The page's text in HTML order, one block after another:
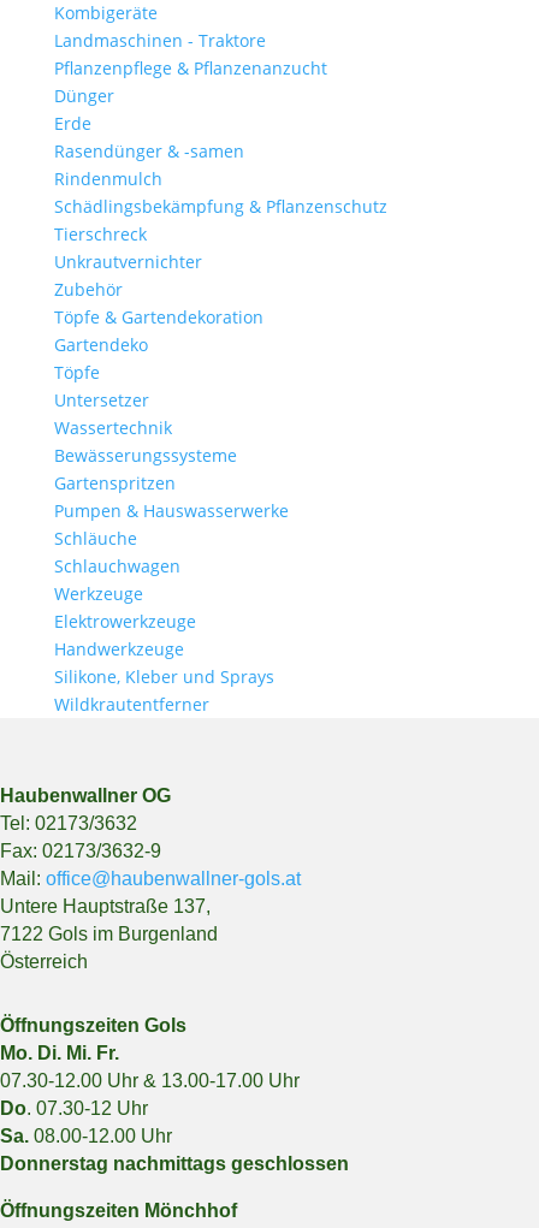
Kombigeräte
Landmaschinen - Traktore
Pflanzenpflege & Pflanzenanzucht
Dünger
Erde
Rasendünger & -samen
Rindenmulch
Schädlingsbekämpfung & Pflanzenschutz
Tierschreck
Unkrautvernichter
Zubehör
Töpfe & Gartendekoration
Gartendeko
Töpfe
Untersetzer
Wassertechnik
Bewässerungssysteme
Gartenspritzen
Pumpen & Hauswasserwerke
Schläuche
Schlauchwagen
Werkzeuge
Elektrowerkzeuge
Handwerkzeuge
Silikone, Kleber und Sprays
Wildkrautentferner
Haubenwallner OG
Tel: 02173/3632
Fax: 02173/3632-9
Mail: office@haubenwallner-gols.at
Untere Hauptstraße 137,
7122 Gols im Burgenland
Österreich
Öffnungszeiten Gols
Mo. Di. Mi. Fr.
07.30-12.00 Uhr & 13.00-17.00 Uhr
Do. 07.30-12 Uhr
Sa. 08.00-12.00 Uhr
Donnerstag nachmittags geschlossen
Öffnungszeiten Mönchhof